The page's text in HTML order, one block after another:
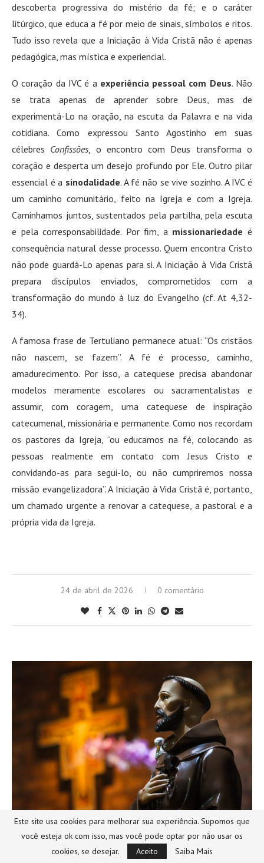
descoberta progressiva do mistério da fé; e o caráter
litúrgico, que educa a fé por meio de sinais, símbolos e ritos.
Tudo isso revela que a Iniciação à Vida Cristã não é apenas
pedagógica, mas mística e experiencial.
O coração da IVC é a experiência pessoal com Deus. Não
se trata apenas de aprender sobre Deus, mas de
experimentá-Lo na oração, na escuta da Palavra e na vida
cotidiana. Como expressou Santo Agostinho em suas
célebres Confissões , o encontro com Deus transforma o
coração e desperta um desejo profundo por Ele. Outro pilar
essencial é a sinodalidade. A fé não se vive sozinho. A IVC é
um caminho comunitário, feito na Igreja e com a Igreja.
Caminhamos juntos, sustentados pela partilha, pela escuta
e pela corresponsabilidade. Por fim, a missionariedade é
consequência natural desse processo. Quem encontra Cristo
não pode guardá-Lo apenas para si. A Iniciação à Vida Cristã
prepara discípulos enviados, comprometidos com a
transformação do mundo à luz do Evangelho (cf. At 4,32-
34).
A famosa frase de Tertuliano permanece atual: “Os cristãos
não nascem, se fazem”. A fé é processo, caminho,
amadurecimento. Por isso, a catequese precisa abandonar
modelos meramente escolares ou sacramentalistas e
assumir, com coragem, uma catequese de inspiração
catecumenal, missionária e permanente. Como nos recordam
os pastores da Igreja, “ou educamos na fé, colocando as
pessoas realmente em contato com Jesus Cristo e
convidando-as para segui-lo, ou não cumpriremos nossa
missão evangelizadora”. A Iniciação à Vida Cristã é, portanto,
um chamado urgente a renovar a catequese, a pastoral e a
própria vida da Igreja.
24 de abril de 2026 0 comentário
Catequeses História da Igreja Teologia
JUBILEU FRANCISCANO: COMO VIVÊ-LO NA
Este site usa cookies para melhorar sua experiência. Supomos que
você esteja ok com isso, mas você pode optar por não usar os
cookies, se desejar.
Aceito Saiba Mais